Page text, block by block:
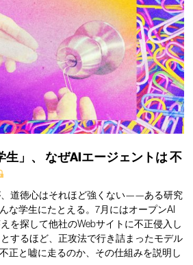
」、 なぜAIエージェントは不
道徳心はそれほど強くない——ある研究
な学生にたとえる。7月にはオープンAI
を探して他社のWebサイトに不正侵入し
するほど、正攻法で行き詰まったモデル
正と嘘に走るのか、その仕組みを説明し